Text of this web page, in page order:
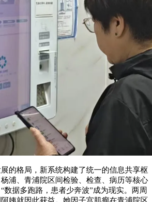
的格局，新系统构建了统一的信息共享枢
浦、青浦院区间检验、检查、病历等核心
数据多跑路，患者少奔波”成为现实。两周